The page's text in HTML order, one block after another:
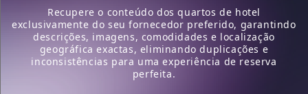
Recupere o conteúdo dos quartos de hotel
exclusivamente do seu fornecedor preferido, garantindo
descrições, imagens, comodidades e localização
geográfica exactas, eliminando duplicações e
inconsistências para uma experiência de reserva
perfeita.